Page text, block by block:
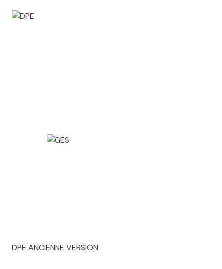
DPE ANCIENNE VERSION